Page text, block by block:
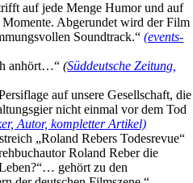
auf jede Menge Humor und auf
Abgerundet wird der Film
Soundtrack.“(events-
anhört…“(Süddeutsche Zeitung,
auf unsere Gesellschaft, die
nicht einmal vor dem Tod
Autor, kompletter Artikel)
„Roland Rebers Todesrevue“
Roland Reber die
gehört zu den